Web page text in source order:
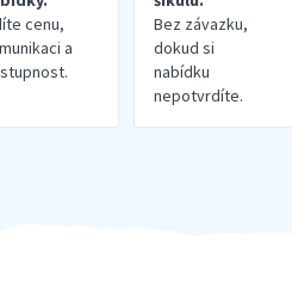
cenu,
a
Bez závazku,
dokud si
nabídku
nepotvrdíte.